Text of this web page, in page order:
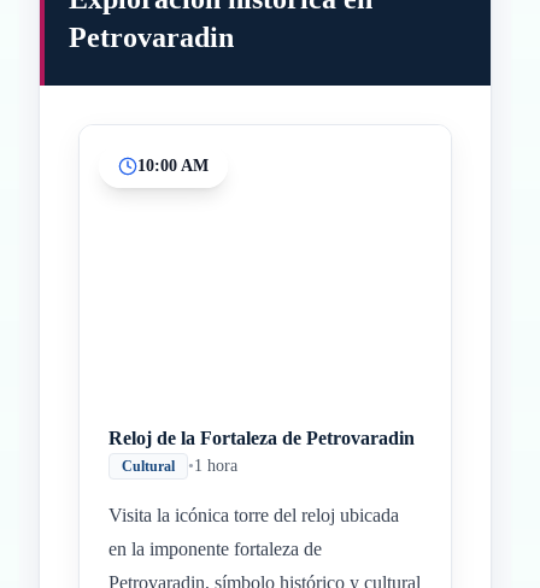
Petrovaradin
10:00 AM
Reloj de la Fortaleza de Petrovaradin
Cultural •1 hora
Visita la icónica torre del reloj ubicada
en la imponente fortaleza de
Petrovaradin, símbolo histórico y cultural